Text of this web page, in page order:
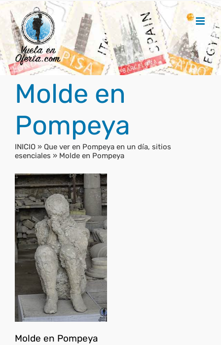
Saltar
contenido
Molde en
Pompeya
INICIO » Que ver en Pompeya en un día, sitios
esenciales » Molde en Pompeya
Molde en Pompeya